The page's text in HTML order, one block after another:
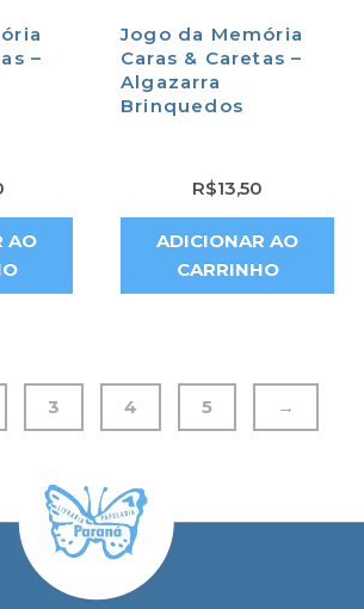
–
AO
Jogo da Memória
Caras & Caretas –
Algazarra
Brinquedos
R$13,50
ADICIONAR AO
CARRINHO
3 4 5 →